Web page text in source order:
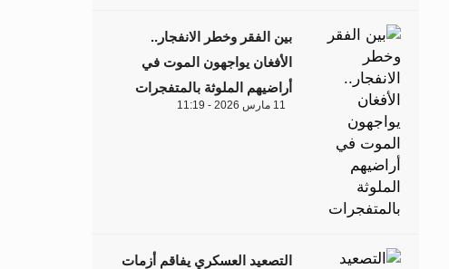
بين الفقر وخطر الانفجار..
الأفغان يواجهون الموت في
أراضيهم الملوثة بالمتفجرات
11 مارس 2026 - 11:19
التصعيد العسكري يفاقم أزمات